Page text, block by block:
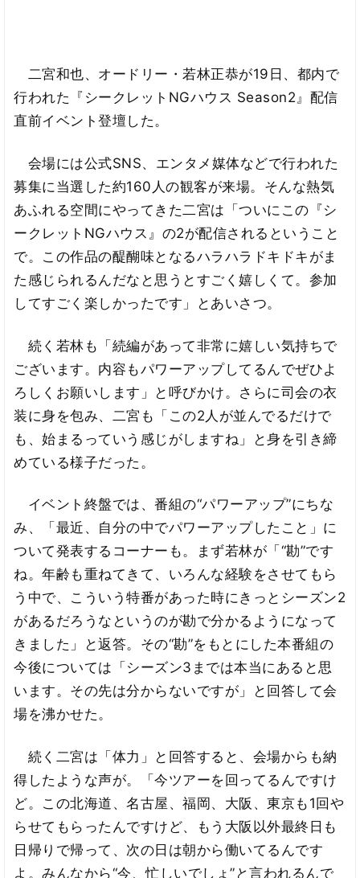
二宮和也、オードリー・若林正恭が19日、都内で
行われた『シークレットNGハウス Season2』配信
直前イベント登壇した。
会場には公式SNS、エンタメ媒体などで行われた
募集に当選した約160人の観客が来場。そんな熱気
あふれる空間にやってきた二宮は「ついにこの『シ
ークレットNGハウス』の2が配信されるということ
で。この作品の醍醐味となるハラハラドキドキがま
た感じられるんだなと思うとすごく嬉しくて。参加
してすごく楽しかったです」とあいさつ。
続く若林も「続編があって非常に嬉しい気持ちで
ございます。内容もパワーアップしてるんでぜひよ
ろしくお願いします」と呼びかけ。さらに司会の衣
装に身を包み、二宮も「この2人が並んでるだけで
も、始まるっていう感じがしますね」と身を引き締
めている様子だった。
イベント終盤では、番組の“パワーアップ”にちな
み、「最近、自分の中でパワーアップしたこと」に
ついて発表するコーナーも。まず若林が「“勘”です
ね。年齢も重ねてきて、いろんな経験をさせてもら
う中で、こういう特番があった時にきっとシーズン2
があるだろうなというのが勘で分かるようになって
きました」と返答。その“勘”をもとにした本番組の
今後については「シーズン3までは本当にあると思
います。その先は分からないですが」と回答して会
場を沸かせた。
続く二宮は「体力」と回答すると、会場からも納
得したような声が。「今ツアーを回ってるんですけ
ど。この北海道、名古屋、福岡、大阪、東京も1回や
らせてもらったんですけど、もう大阪以外最終日も
日帰りで帰って、次の日は朝から働いてるんです
よ。みんなから“今、忙しいでしょ”と言われるんで